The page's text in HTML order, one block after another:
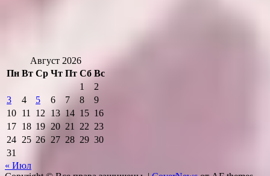
Август 2026
Пн Вт Ср Чт Пт Сб Вс
1
2
3
4 5 6 7 8
9
10 11 12 13 14 15 16
17 18 19 20 21 22 23
24 25 26 27 28 29 30
31
« Июл